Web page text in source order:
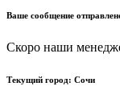
Ваше сообщение
Скоро наши
Текущий город: Сочи